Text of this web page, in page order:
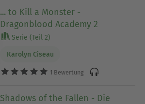
... to Kill a Monster -
Dragonblood Academy 2
Serie (Teil 2)
Karolyn Ciseau
1 Bewertung
Shadows of the Fallen - Die